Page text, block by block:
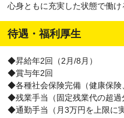
心身ともに充実した状態で働け
待遇・福利厚生
◆昇給年2回（2月/8月）
◆賞与年2回
◆各種社会保険完備（健康保険
◆残業手当（固定残業代の超過
◆通勤手当（月3万円を上限に実